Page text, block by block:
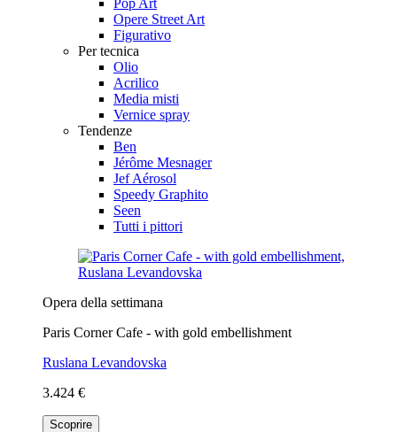
Opere Street Art
Figurativo
Per tecnica
Olio
Acrilico
Media misti
Vernice spray
Tendenze
Ben
Jérôme Mesnager
Jef Aérosol
Speedy Graphito
Seen
Tutti i pittori
Opera della settimana
Paris Corner Cafe - with gold embellishment
Ruslana Levandovska
3.424 €
Scoprire